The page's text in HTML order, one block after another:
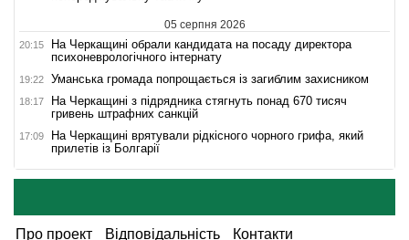
05 серпня 2026
20:15
На Черкащині обрали кандидата на посаду директора
психоневрологічного інтернату
19:22 Уманська громада попрощається із загиблим захисником
18:17
На Черкащині з підрядника стягнуть понад 670 тисяч
гривень штрафних санкцій
17:09
На Черкащині врятували рідкісного чорного грифа, який
прилетів із Болгарії
Про проект Відповідальність Контакти